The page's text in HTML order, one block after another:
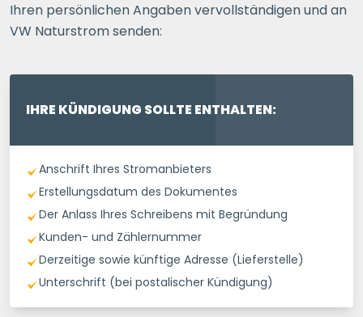
Ihren persönlichen Angaben vervollständigen und an
VW Naturstrom senden:
IHRE KÜNDIGUNG SOLLTE ENTHALTEN:
Anschrift Ihres Stromanbieters
Erstellungsdatum des Dokumentes
Der Anlass Ihres Schreibens mit Begründung
Kunden- und Zählernummer
Derzeitige sowie künftige Adresse (Lieferstelle)
Unterschrift (bei postalischer Kündigung)